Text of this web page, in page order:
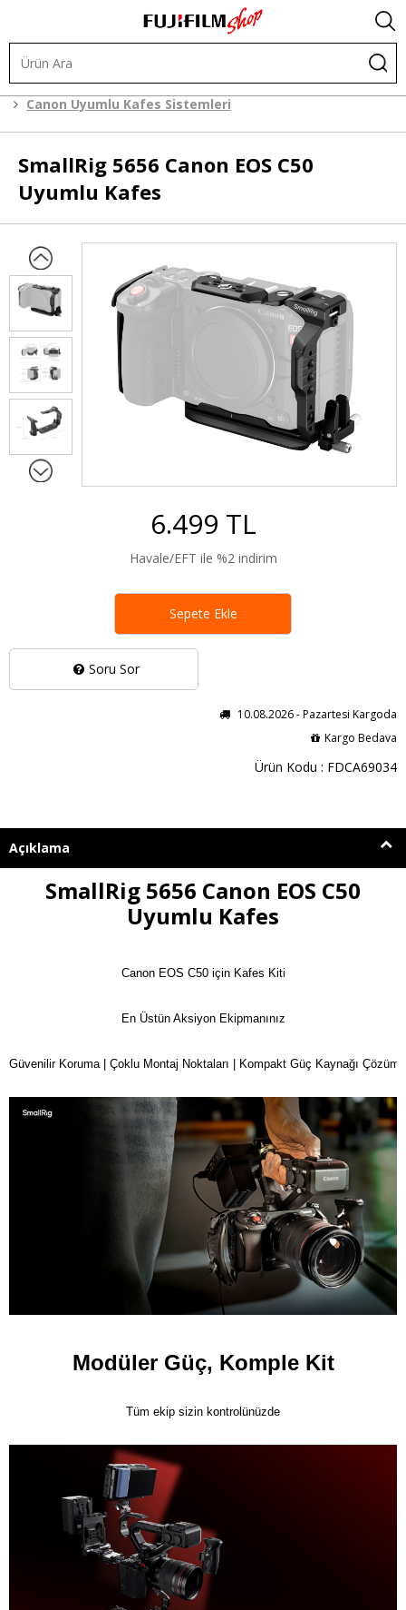
Canon Uyumlu Kafes Sistemleri
SmallRig 5656 Canon EOS C50
Uyumlu Kafes
Soru Sor
6.499 TL
Havale/EFT ile %2 indirim
10.08.2026 - Pazartesi Kargoda
Kargo Bedava
Ürün Kodu : FDCA69034
Sepete Ekle
Açıklama
SmallRig 5656 Canon EOS C50
Uyumlu Kafes
Canon EOS C50 için Kafes Kiti
En Üstün Aksiyon Ekipmanınız
Güvenilir Koruma | Çoklu Montaj Noktaları | Kompakt Güç Kaynağı Çözümü
Modüler Güç, Komple Kit
Tüm ekip sizin kontrolünüzde